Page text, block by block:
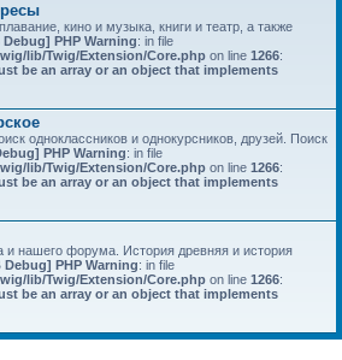
кино и музыка, книги и театр, а также
PHP Warning: in file
lib/Twig/Extension/Core.php on line 1266:
be an array or an object that implements
одноклассников и однокурсников, друзей. Поиск
PHP Warning: in file
lib/Twig/Extension/Core.php on line 1266:
be an array or an object that implements
и нашего форума. История древняя и история
PHP Warning: in file
lib/Twig/Extension/Core.php on line 1266:
be an array or an object that implements